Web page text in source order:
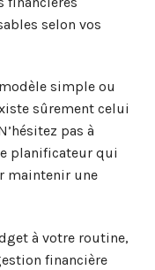
selon vos
simple ou
sûrement celui
pas à
planificateur qui
maintenir une
à votre routine,
financière